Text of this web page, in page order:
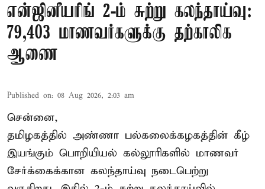
என்ஜினீயரிங் 2-ம் சுற்று கலந்தாய்வு:
79,403 மாணவர்களுக்கு தற்காலிக
ஆணை
Published on: 08 Aug 2026, 2:03 am
சென்னை,
தமிழகத்தில் அண்ணா பல்கலைக்கழகத்தின் கீழ்
இயங்கும் பொறியியல் கல்லூரிகளில் மாணவர்
சேர்க்கைக்கான கலந்தாய்வு நடைபெற்று